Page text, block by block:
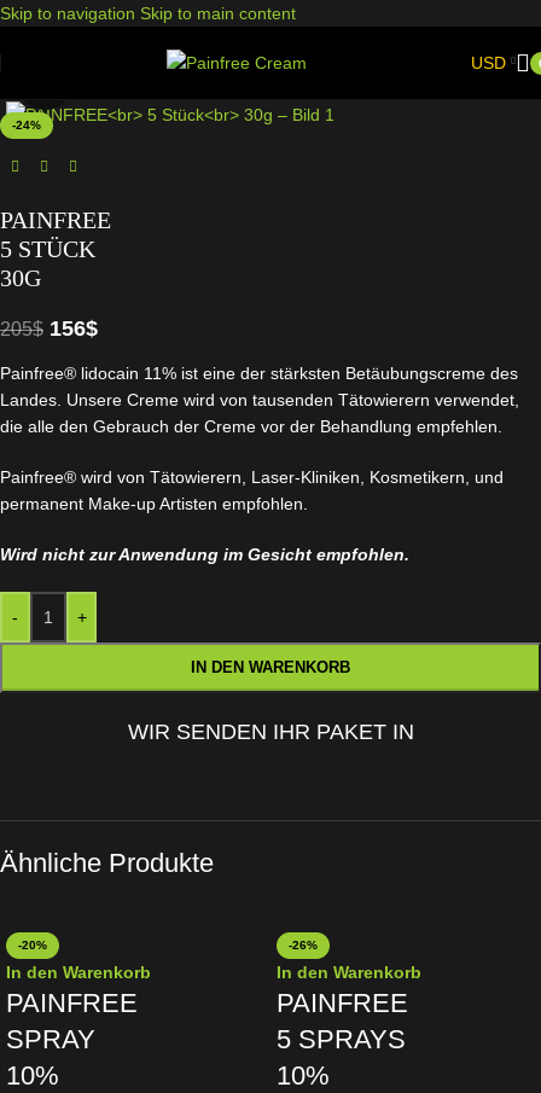
Skip to navigation Skip to main content
USD
-24%
PAINFREE
5 STÜCK
30G
205$ 156$
Painfree® lidocain 11% ist eine der stärksten Betäubungscreme des
Landes. Unsere Creme wird von tausenden Tätowierern verwendet,
die alle den Gebrauch der Creme vor der Behandlung empfehlen.
Painfree® wird von Tätowierern, Laser-Kliniken, Kosmetikern, und
permanent Make-up Artisten empfohlen.
Wird nicht zur Anwendung im Gesicht empfohlen.
- +
IN DEN WARENKORB
WIR SENDEN IHR PAKET IN
Ähnliche Produkte
-20%
In den Warenkorb
PAINFREE
SPRAY
10%
-26%
In den Warenkorb
PAINFREE
5 SPRAYS
10%